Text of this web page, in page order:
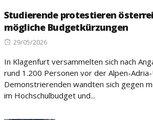
Studierende protestieren
mögliche Budgetkürzungen
Posted
29/05/2026
In Klagenfurt versammelten sich nach
rund 1.200 Personen vor der Alpen-
Demonstrierenden wandten sich gegen
im Hochschulbudget und...